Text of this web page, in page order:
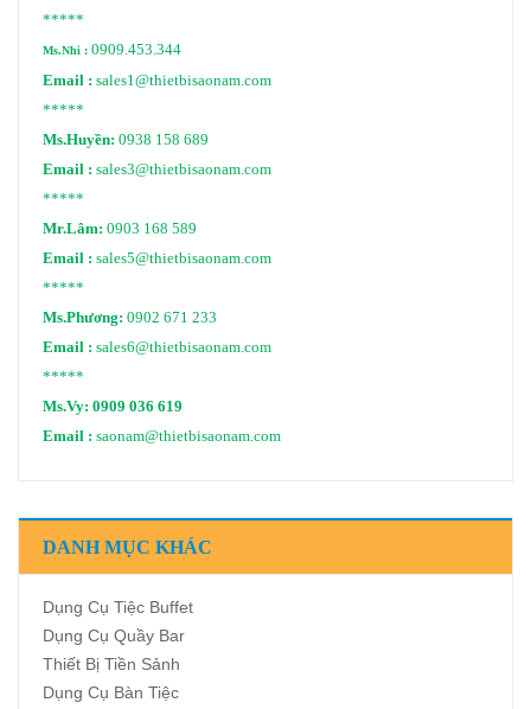
*****
Ms.Nhi : 0909.453.344
Email : sales1@thietbisaonam.com
*****
Ms.Huyền: 0938 158 689
Email : sales3@thietbisaonam.com
*****
Mr.Lâm: 0903 168 589
Email : sales5@thietbisaonam.com
*****
Ms.Phương: 0902 671 233
Email : sales6@thietbisaonam.com
*****
Ms.Vy: 0909 036 619
Email : saonam@thietbisaonam.com
DANH MỤC KHÁC
Dụng Cụ Tiệc Buffet
Dụng Cụ Quầy Bar
Thiết Bị Tiền Sảnh
Dụng Cụ Bàn Tiệc